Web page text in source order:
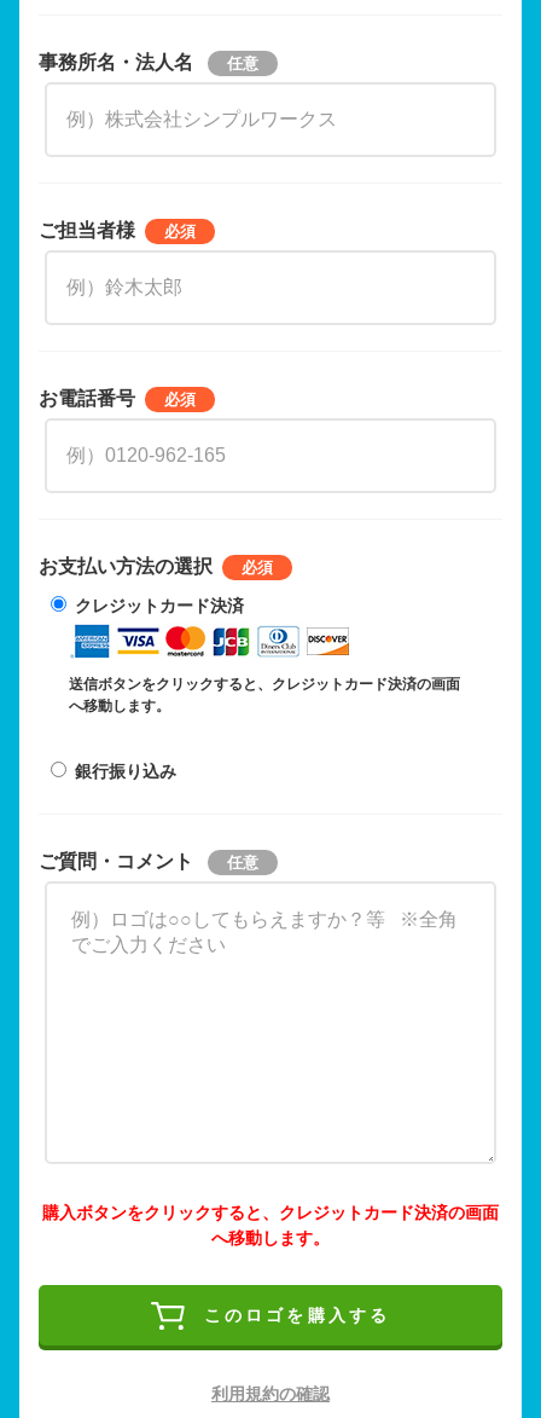
事務所名・法人名
ご担当者様
お電話番号
お支払い方法の選択
クレジットカード決済
送信ボタンをクリックすると、クレジットカード決済の画面
へ移動します。
銀行振り込み
ご質問・コメント
購入ボタンをクリックすると、クレジットカード決済の画面
へ移動します。
このロゴを購入する
利用規約の確認